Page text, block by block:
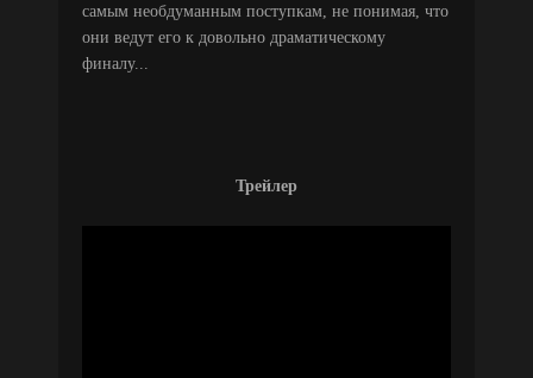
самым необдуманным поступкам, не понимая, что
они ведут его к довольно драматическому
финалу...
Трейлер